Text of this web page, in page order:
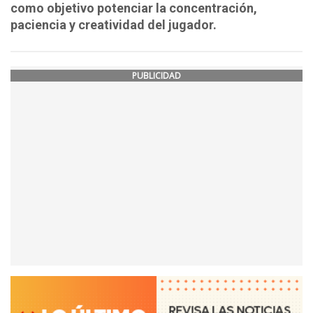
como objetivo potenciar la concentración,
paciencia y creatividad del jugador.
PUBLICIDAD